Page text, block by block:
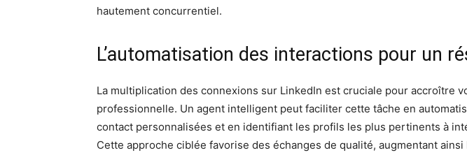
hautement concurrentiel.
L’automatisation des interactions pour un
La multiplication des connexions sur LinkedIn est cruciale pour accroître
professionnelle. Un agent intelligent peut faciliter cette tâche en
contact personnalisées et en identifiant les profils les plus pertinents à
Cette approche ciblée favorise des échanges de qualité, augmentant